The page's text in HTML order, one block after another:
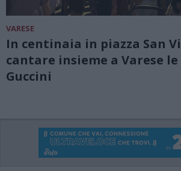
VARESE
In centinaia in piazza San
cantare insieme a Varese
Guccini